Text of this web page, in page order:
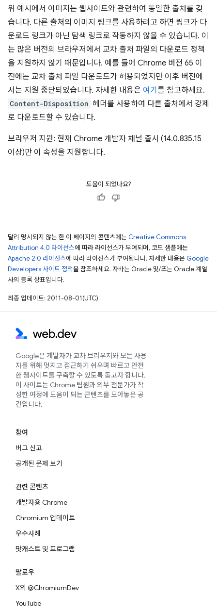
위 예시에서 이미지는 웹사이트와 관련하여 동일한 출처를 갖
습니다. 다른 출처의 이미지 링크를 사용하려고 하면 링크가 다
운로드 링크가 아닌 탐색 링크로 작동하지 않을 수 있습니다. 이
는 많은 버전의 브라우저에서 교차 출처 파일의 다운로드 정책
을 지원하지 않기 때문입니다. 예를 들어 Chrome 버전 65 이
전에는 교차 출처 파일 다운로드가 허용되었지만 이후 버전에
서는 지원 중단되었습니다. 자세한 내용은 여기 를 참고하세요.
Content-Disposition 헤더를 사용하여 다른 출처에서 강제
로 다운로드할 수 있습니다.
브라우저 지원: 현재 Chrome 개발자 채널 출시 (14.0.835.15
이상)만 이 속성을 지원합니다.
도움이 되었나요?
달리 명시되지 않는 한 이 페이지의 콘텐츠에는 Creative Commons
Attribution 4.0 라이선스에 따라 라이선스가 부여되며, 코드 샘플에는
Apache 2.0 라이선스에 따라 라이선스가 부여됩니다. 자세한 내용은 Google
Developers 사이트 정책을 참조하세요. 자바는 Oracle 및/또는 Oracle 계열
사의 등록 상표입니다.
최종 업데이트: 2011-08-01(UTC)
Google은 개발자가 교차 브라우저와 모든 사용
자를 위해 멋지고 접근하기 쉬우며 빠르고 안전
한 웹사이트를 구축할 수 있도록 돕고자 합니다.
이 사이트는 Chrome 팀원과 외부 전문가가 작
성한 여정에 도움이 되는 콘텐츠를 모아놓은 공
간입니다.
참여
버그 신고
공개된 문제 보기
관련 콘텐츠
개발자용 Chrome
Chromium 업데이트
우수사례
팟캐스트 및 프로그램
팔로우
X의 @ChromiumDev
YouTube